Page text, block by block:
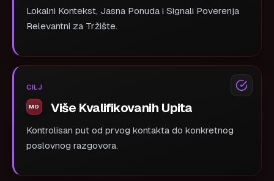
Lokalni Kontekst, Jasna Ponuda i Signali Poverenja
Relevantni za Tržište.
CILJ
Više Kvalifikovanih Upita
Kontrolisan put od prvog kontakta do konkretnog
poslovnog razgovora.